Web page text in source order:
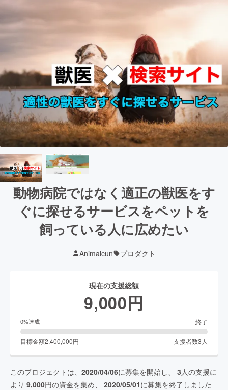
動物病院ではなく適正の獣医をす
ぐに探せるサービスをペットを
飼っている人に広めたい
Animalcun プロダクト
現在の支援総額
9,000円
0%達成 終了
目標金額2,400,000円 支援者数3 人
このプロジェクトは、 2020/04/06に募集を開始し、 3 人の支援に
より 9,000円の資金を集め、 2020/05/01に募集を終了しました